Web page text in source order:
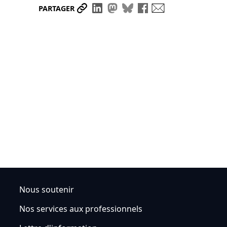
PARTAGER Partager le lien
Partager sur LinkedIn
Partager sur Mastodon
Partager sur Bluesky
Partager sur
Nous soutenir
Nos services aux professionnels